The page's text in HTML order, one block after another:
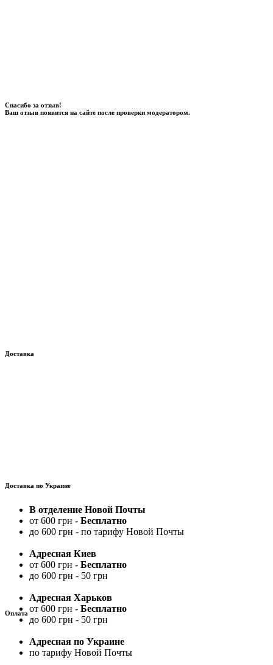
Спасибо за отзыв!
Ваш отзыв появится на сайте после проверки модератором.
Доставка
Доставка по Украине
В отделение Новой Почты
от 600 грн - Бесплатно
до 600 грн - по тарифу Новой Почты
Адресная Киев
от 600 грн - Бесплатно
до 600 грн - 50 грн
Адресная Харьков
от 600 грн - Бесплатно
до 600 грн - 50 грн
Адресная по Украине
по тарифу Новой Почты
Оплата